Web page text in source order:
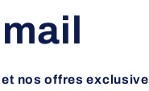
nos offres